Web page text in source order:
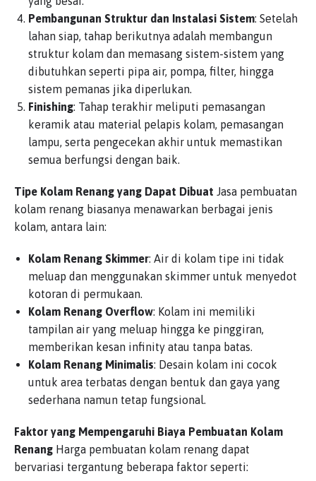
Pembangunan Struktur dan Instalasi Sistem: Setelah
lahan siap, tahap berikutnya adalah membangun
struktur kolam dan memasang sistem-sistem yang
dibutuhkan seperti pipa air, pompa, filter, hingga
sistem pemanas jika diperlukan.
Finishing: Tahap terakhir meliputi pemasangan
keramik atau material pelapis kolam, pemasangan
lampu, serta pengecekan akhir untuk memastikan
semua berfungsi dengan baik.
Tipe Kolam Renang yang Dapat Dibuat Jasa pembuatan
kolam renang biasanya menawarkan berbagai jenis
kolam, antara lain:
Kolam Renang Skimmer: Air di kolam tipe ini tidak
meluap dan menggunakan skimmer untuk menyedot
kotoran di permukaan.
Kolam Renang Overflow: Kolam ini memiliki
tampilan air yang meluap hingga ke pinggiran,
memberikan kesan infinity atau tanpa batas.
Kolam Renang Minimalis: Desain kolam ini cocok
untuk area terbatas dengan bentuk dan gaya yang
sederhana namun tetap fungsional.
Faktor yang Mempengaruhi Biaya Pembuatan Kolam
Renang Harga pembuatan kolam renang dapat
bervariasi tergantung beberapa faktor seperti: